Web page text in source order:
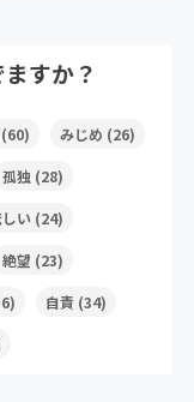
すか？
みじめ (26)
孤独 (28)
い(24)
絶望 (23)
自責 (34)